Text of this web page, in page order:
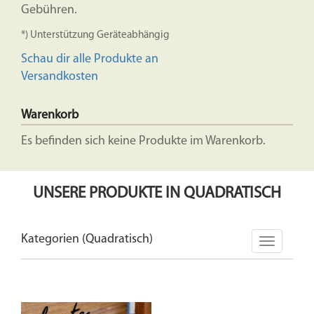
Gebühren.
*) Unterstützung Geräteabhängig
Schau dir alle Produkte an
Versandkosten
Warenkorb
Es befinden sich keine Produkte im Warenkorb.
UNSERE PRODUKTE IN QUADRATISCH
Kategorien (Quadratisch)